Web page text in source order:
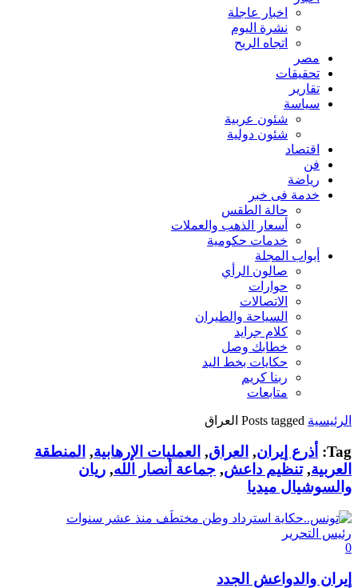
اخبار عاجلة
نشرة اليوم
اتجاه الريح
مصر
تحقيقات
تقارير
سياسة
شئون عربية
شئون دولية
اقتصاد
فن
رياضة
خدمة فى خبر
حالة الطقس
أسعار الذهب والعملات
خدمات حكومية
أبواب المجلة
صالون الرأي
حوارات
الاتصالات
السياحة والطيران
كلام جرايد
خطابك وصل
حكايات بخط اليد
ربنا كريم
متابعات
الرئيسية Posts tagged العراق
Tag: أذرع إيران, العراق, العمليات الإرهابية, المنطقة
العربية,تنظيم داعش, جماعة أنصار الله, ريان
والسوشيال ميديا
رئيس التحرير
0
إيران والدواعش الجدد